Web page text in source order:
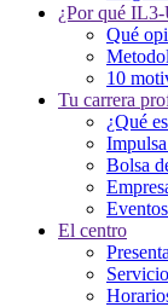
¿Por qué
Qué
10
Tu carrera
¿Qué
Bolsa
El centro